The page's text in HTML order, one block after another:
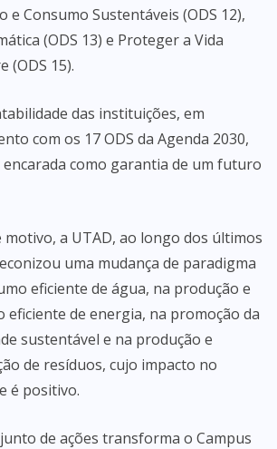
e Consumo Sustentáveis (ODS 12),
(ODS 13) e Proteger a Vida
(ODS 15).
das instituições, em
com os 17 ODS da Agenda 2030,
encarada como garantia de um futuro
motivo, a UTAD, ao longo dos últimos
uma mudança de paradigma
eficiente de água, na produção e
eficiente de energia, na promoção da
sustentável e na produção e
de resíduos, cujo impacto no
é positivo.
de ações transforma o Campus